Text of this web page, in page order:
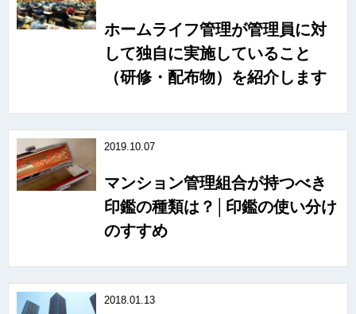
ホームライフ管理が管理員に対
して独自に実施していること
（研修・配布物）を紹介します
2019.10.07
マンション管理組合が持つべき
印鑑の種類は？│印鑑の使い分け
のすすめ
2018.01.13